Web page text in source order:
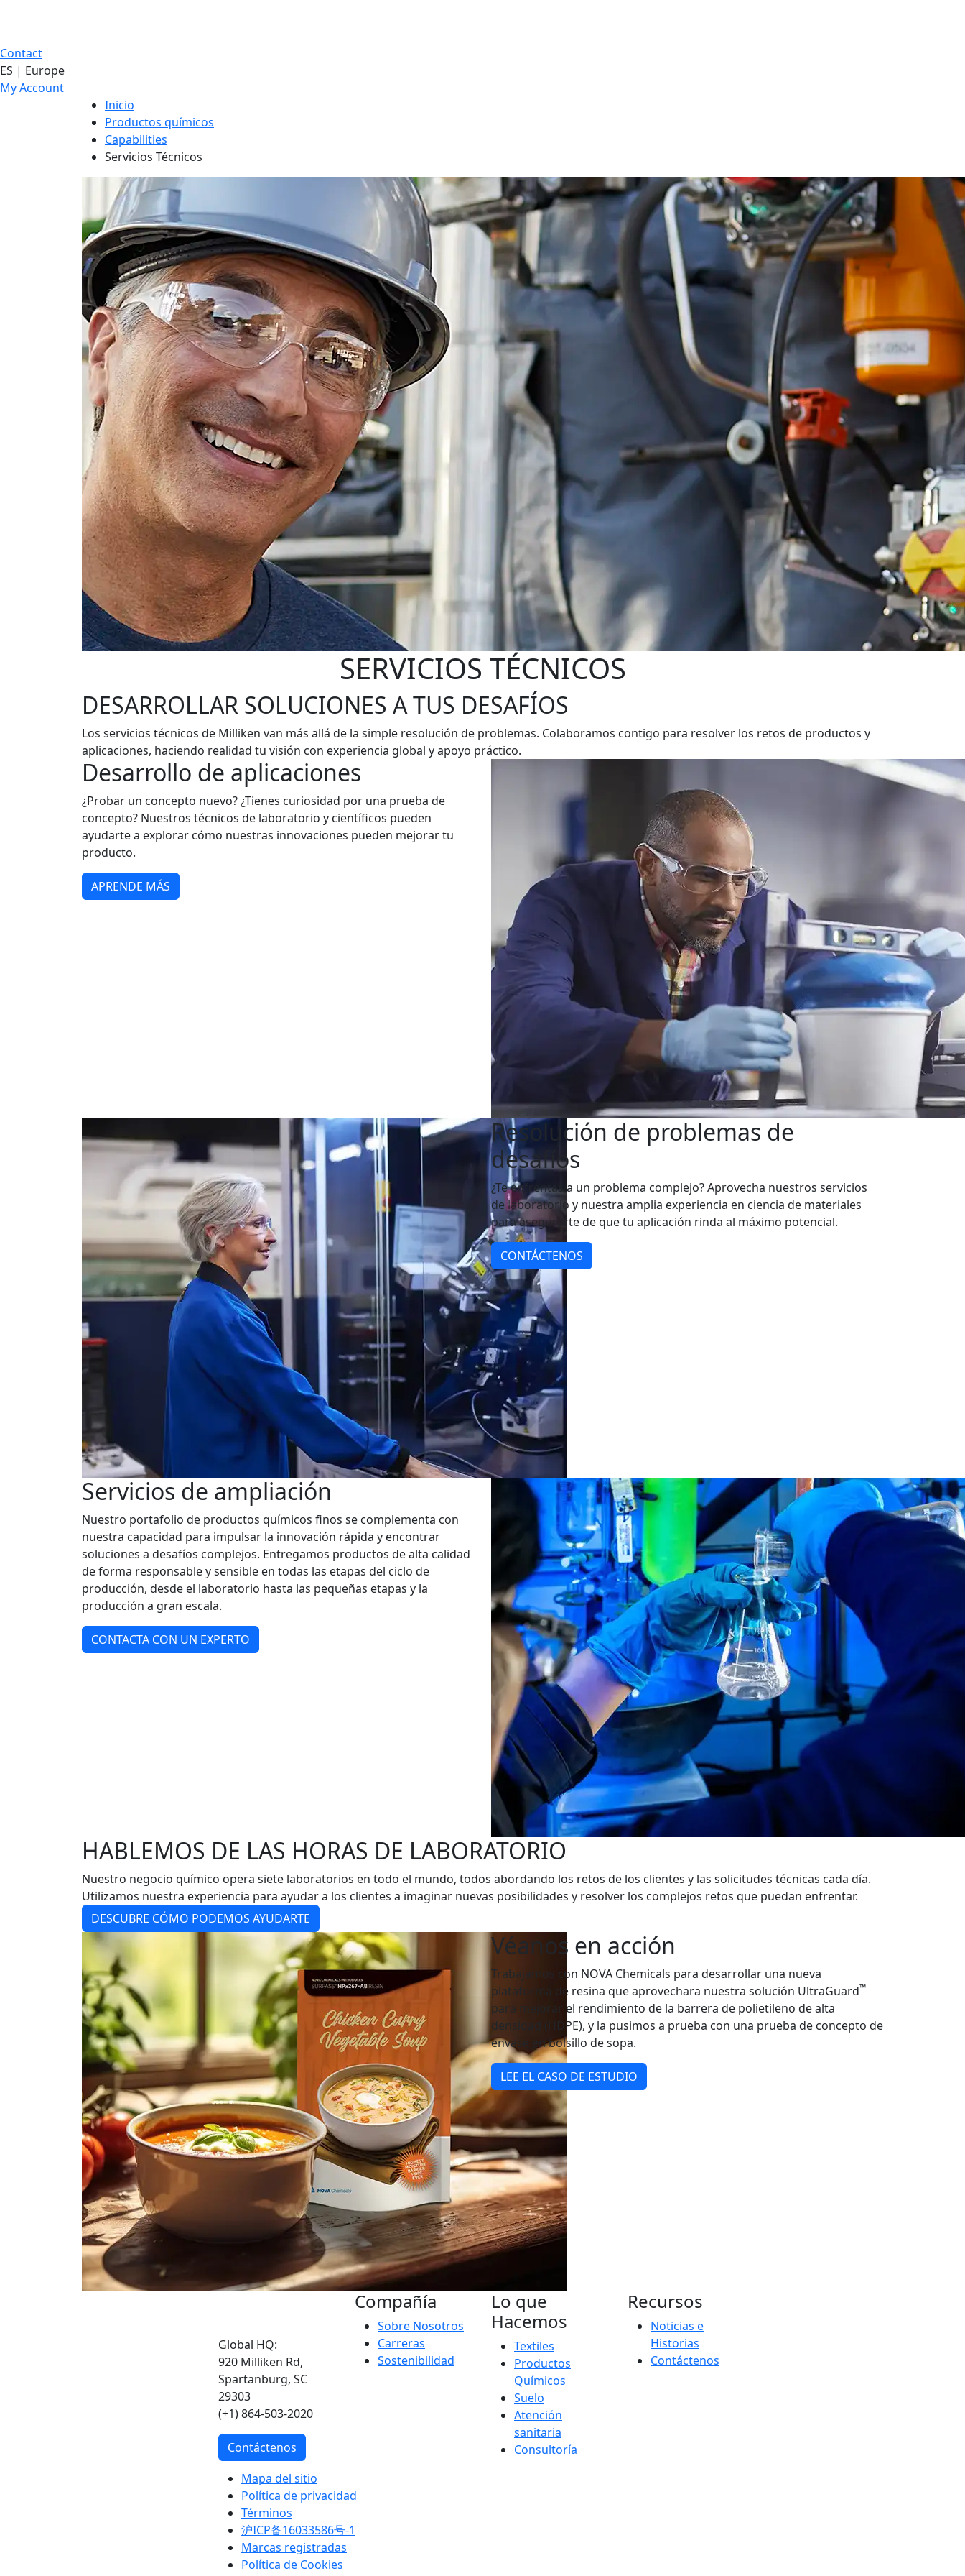
Contact
ES | Europe
My Account
Inicio
Productos químicos
Capabilities
Servicios Técnicos
SERVICIOS TÉCNICOS
DESARROLLAR SOLUCIONES A TUS DESAFÍOS
Los servicios técnicos de Milliken van más allá de la simple resolución de problemas. Colaboramos contigo para resolver los retos de productos y
aplicaciones, haciendo realidad tu visión con experiencia global y apoyo práctico.
Desarrollo de aplicaciones
¿Probar un concepto nuevo? ¿Tienes curiosidad por una prueba de
concepto? Nuestros técnicos de laboratorio y científicos pueden
ayudarte a explorar cómo nuestras innovaciones pueden mejorar tu
producto.
APRENDE MÁS
Resolución de problemas de
desafíos
¿Te enfrentas a un problema complejo? Aprovecha nuestros servicios
de laboratorio y nuestra amplia experiencia en ciencia de materiales
para asegurarte de que tu aplicación rinda al máximo potencial.
CONTÁCTENOS
Servicios de ampliación
Nuestro portafolio de productos químicos finos se complementa con
nuestra capacidad para impulsar la innovación rápida y encontrar
soluciones a desafíos complejos. Entregamos productos de alta calidad
de forma responsable y sensible en todas las etapas del ciclo de
producción, desde el laboratorio hasta las pequeñas etapas y la
producción a gran escala.
CONTACTA CON UN EXPERTO
HABLEMOS DE LAS HORAS DE LABORATORIO
Nuestro negocio químico opera siete laboratorios en todo el mundo, todos abordando los retos de los clientes y las solicitudes técnicas cada día.
Utilizamos nuestra experiencia para ayudar a los clientes a imaginar nuevas posibilidades y resolver los complejos retos que puedan enfrentar.
DESCUBRE CÓMO PODEMOS AYUDARTE
Véanos en acción
Trabajamos con NOVA Chemicals para desarrollar una nueva
plataforma de resina que aprovechara nuestra solución UltraGuard™
para mejorar el rendimiento de la barrera de polietileno de alta
densidad (HDPE), y la pusimos a prueba con una prueba de concepto de
envase en bolsillo de sopa.
LEE EL CASO DE ESTUDIO
Global HQ:
920 Milliken Rd,
Spartanburg, SC
29303
(+1) 864-503-2020
Contáctenos
Compañía
Sobre Nosotros
Carreras
Sostenibilidad
Lo que
Hacemos
Textiles
Productos
Químicos
Suelo
Atención
sanitaria
Consultoría
Recursos
Noticias e
Historias
Contáctenos
Mapa del sitio
Política de privacidad
Términos
沪ICP备16033586号-1
Marcas registradas
Política de Cookies